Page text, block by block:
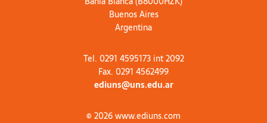
Buenos Aires
Argentina
Tel. 0291 4595173 int 2092
Fax. 0291 4562499
ediuns@uns.edu.ar
© 2026 www.ediuns.com